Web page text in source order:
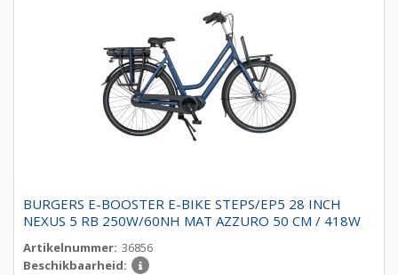
BURGERS E-BOOSTER E-BIKE STEPS/EP5 28 INCH
NEXUS 5 RB 250W/60NH MAT AZZURO 50 CM / 418W
Artikelnummer: 36856
Beschikbaarheid: